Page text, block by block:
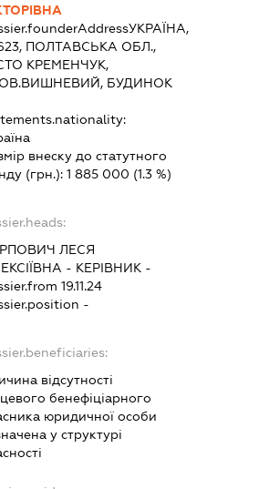
УКРАЇНА,
ПОЛТАВСЬКА ОБЛ.,
КРЕМЕНЧУК,
БУДИНОК
внеску до статутного
(грн.): 1 885 000 (1.3 %)
ЛЕСЯ
- КЕРІВНИК -
19.11.24
-
відсутності
бенефіціарного
юридичної особи
у структурі